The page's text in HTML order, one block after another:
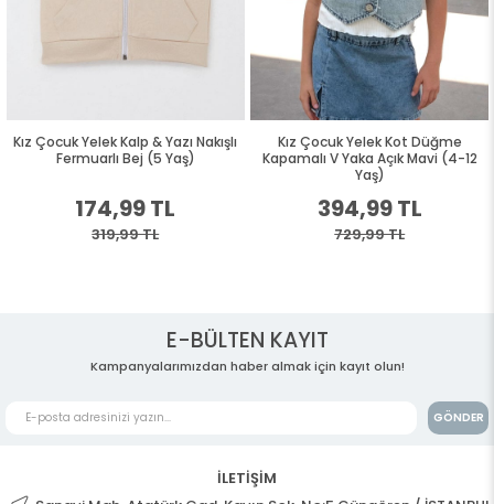
Kız Çocuk Yelek Kalp & Yazı Nakışlı
Fermuarlı Bej (5 Yaş)
174,99 TL
319,99 TL
Kız Çocuk Yelek Kot Düğme
Kapamalı V Yaka Açık Mavi (4-12
Yaş)
394,99 TL
729,99 TL
E-BÜLTEN KAYIT
Kampanyalarımızdan haber almak için kayıt olun!
GÖNDER
İLETİŞİM